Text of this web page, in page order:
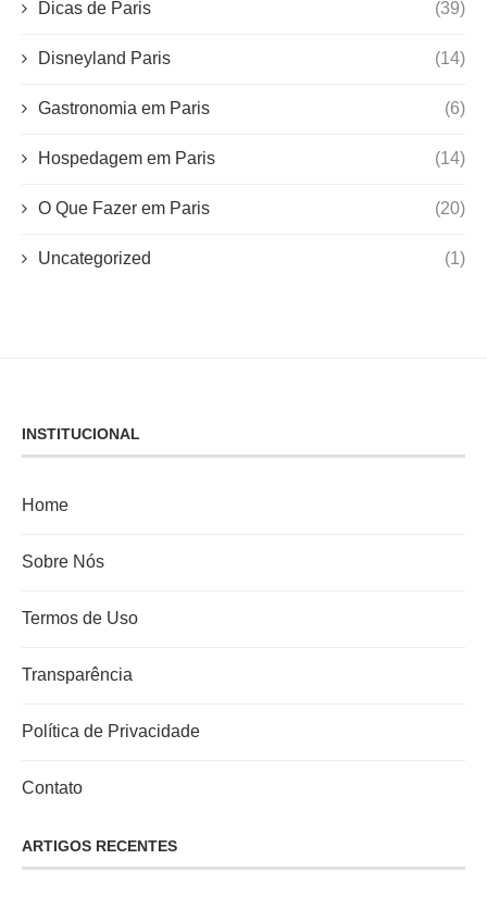
Dicas de Paris (39)
Disneyland Paris (14)
Gastronomia em Paris (6)
Hospedagem em Paris (14)
O Que Fazer em Paris (20)
Uncategorized (1)
INSTITUCIONAL
Home
Sobre Nós
Termos de Uso
Transparência
Política de Privacidade
Contato
ARTIGOS RECENTES